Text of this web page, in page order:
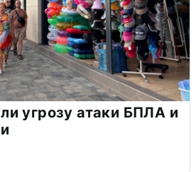
угрозу атаки БПЛА и